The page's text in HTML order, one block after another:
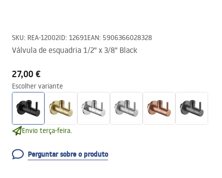
SKU: REA-12002ID: 12691EAN: 5906366028328
Válvula de esquadria 1/2" x 3/8" Black
27,00 €
Escolher variante
Envio terça-feira.
Perguntar sobre o produto